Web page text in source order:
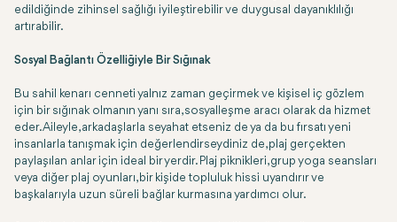
edildiğinde zihinsel sağlığı iyileştirebilir ve duygusal dayanıklılığı
artırabilir.
Sosyal Bağlantı Özelliğiyle Bir Sığınak
Bu sahil kenarı cenneti yalnız zaman geçirmek ve kişisel iç gözlem
için bir sığınak olmanın yanı sıra, sosyalleşme aracı olarak da hizmet
eder. Aileyle, arkadaşlarla seyahat etseniz de ya da bu fırsatı yeni
insanlarla tanışmak için değerlendirseydiniz de, plaj gerçekten
paylaşılan anlar için ideal bir yerdir. Plaj piknikleri, grup yoga seansları
veya diğer plaj oyunları, bir kişide topluluk hissi uyandırır ve
başkalarıyla uzun süreli bağlar kurmasına yardımcı olur.